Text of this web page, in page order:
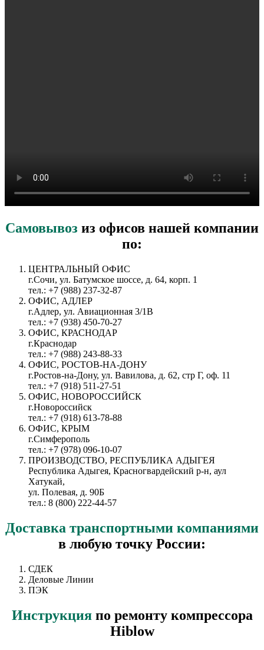
Самовывоз из офисов нашей компании
по:
ЦЕНТРАЛЬНЫЙ ОФИС
г.Сочи, ул. Батумское шоссе, д. 64, корп. 1
тел.: +7 (988) 237-32-87
ОФИС, АДЛЕР
г.Адлер, ул. Авиационная 3/1В
тел.: +7 (938) 450-70-27
ОФИС, КРАСНОДАР
г.Краснодар
тел.: +7 (988) 243-88-33
ОФИС, РОСТОВ-НА-ДОНУ
г.Ростов-на-Дону, ул. Вавилова, д. 62, стр Г, оф. 11
тел.: +7 (918) 511-27-51
ОФИС, НОВОРОССИЙСК
г.Новороссийск
тел.: +7 (918) 613-78-88
ОФИС, КРЫМ
г.Симферополь
тел.: +7 (978) 096-10-07
ПРОИЗВОДСТВО, РЕСПУБЛИКА АДЫГЕЯ
Республика Адыгея, Красногвардейский р-н, аул
Хатукай,
ул. Полевая, д. 90Б
тел.: 8 (800) 222-44-57
Доставка транспортными компаниями
в любую точку России:
СДЕК
Деловые Линии
ПЭК
Инструкцияпо ремонту компрессора
Hiblow